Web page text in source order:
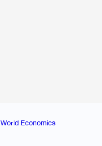
World Economics